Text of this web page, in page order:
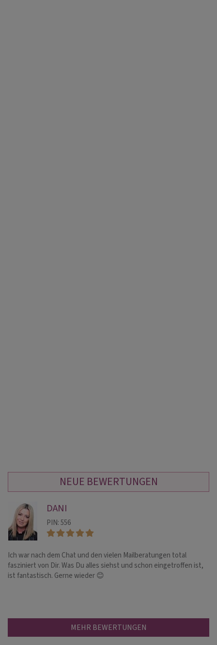
NEUE BEWERTUNGEN
DANI
PIN: 556
Ich war nach dem Chat und den vielen Mailberatungen total
fasziniert von Dir. Was Du alles siehst und schon eingetroffen ist,
ist fantastisch. Gerne wieder 😊
MEHR BEWERTUNGEN